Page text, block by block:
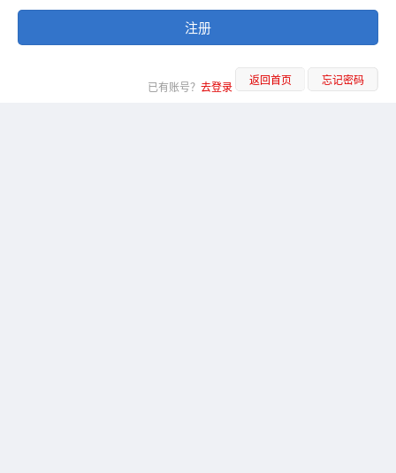
注册
已有账号？ 去登录 返回首页 忘记密码